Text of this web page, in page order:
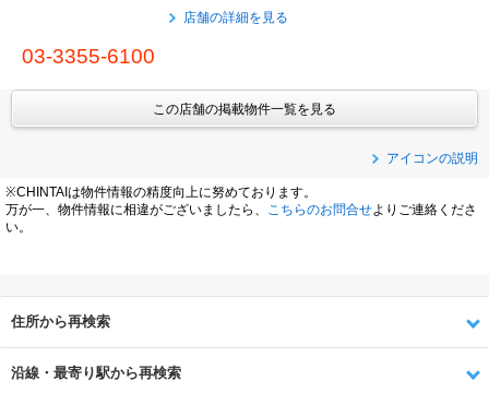
店舗の詳細を見る
03-3355-6100
この店舗の掲載物件一覧を見る
アイコンの説明
※CHINTAIは物件情報の精度向上に努めております。
万が一、物件情報に相違がございましたら、
こちらのお問合せよりご連絡くださ
い。
住所から再検索
沿線・最寄り駅から再検索